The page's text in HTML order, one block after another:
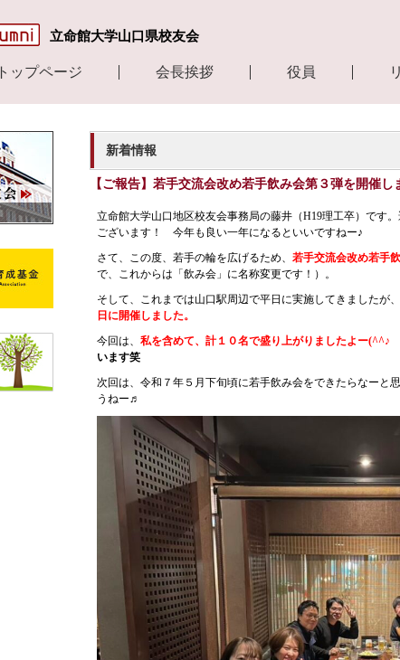
立命館大学山口県校友会
トップページ 会長挨拶 役員
新着情報
【ご報告】若手交流会改め若手飲み会第３弾を開催し
立命館大学山口地区校友会事務局の藤井（H19理工卒）です
ございます！ 今年も良い一年になるといいですねー♪
さて、この度、若手の輪を広げるため、 若手交流会改め若手
で、これからは「飲み会」に名称変更です！）。
そして、これまでは山口駅周辺で平日に実施してきましたが、
日に開催しました。
今回は、 私を含めて、計１０名で盛り上がりましたよー(^^♪
います笑
次回は、令和７年５月下旬頃に若手飲み会をできたらなー
うねー♬